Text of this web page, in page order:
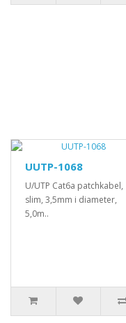
UUTP-1068
U/UTP Cat6a patchkabel,
slim, 3,5mm i diameter,
5,0m..